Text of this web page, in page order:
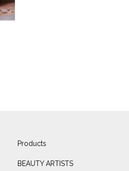
Products
BEAUTY ARTISTS